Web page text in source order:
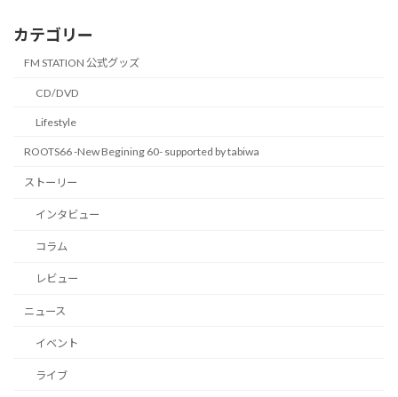
カテゴリー
FM STATION 公式グッズ
CD/DVD
Lifestyle
ROOTS66 -New Begining 60- supported by tabiwa
ストーリー
インタビュー
コラム
レビュー
ニュース
イベント
ライブ